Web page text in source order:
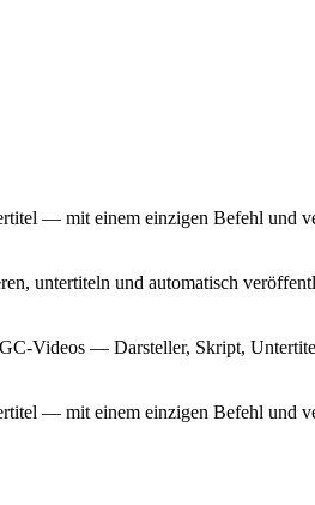
— mit einem einzigen Befehl und
untertiteln und automatisch
Videos — Darsteller, Skript,
— mit einem einzigen Befehl und